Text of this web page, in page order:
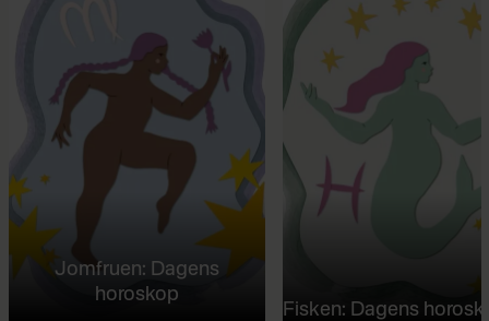
Jomfruen: Dagens
horoskop
Fisken: Dagens